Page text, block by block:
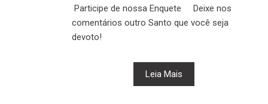
Participe de nossa Enquete Deixe nos
comentários outro Santo que você seja
devoto!
Leia Mais